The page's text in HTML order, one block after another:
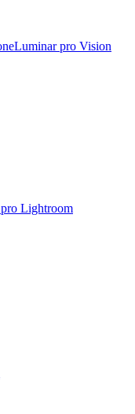
Luminar pro Vision
Lightroom